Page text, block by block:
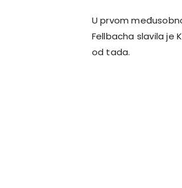
U prvom
Fellbacha slavila je
od tada.